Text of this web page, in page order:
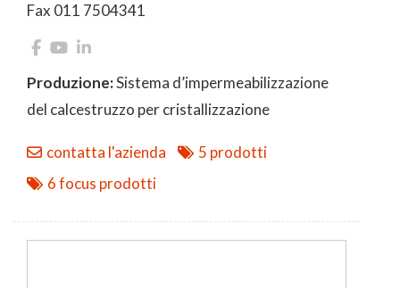
Fax 011 7504341
Produzione:Sistema d’impermeabilizzazione
del calcestruzzo per cristallizzazione
contatta l'azienda
5 prodotti
6 focus prodotti